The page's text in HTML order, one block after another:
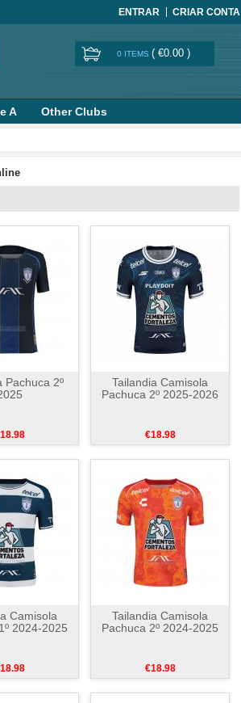
ENTRAR CRIAR CONTA
0 ITEMS ( €0.00 )
A Other Clubs
Pachuca 2º
Tailandia Camisola
Pachuca 2º 2025-2026
€18.98
Camisola
2024-2025
Tailandia Camisola
Pachuca 2º 2024-2025
€18.98